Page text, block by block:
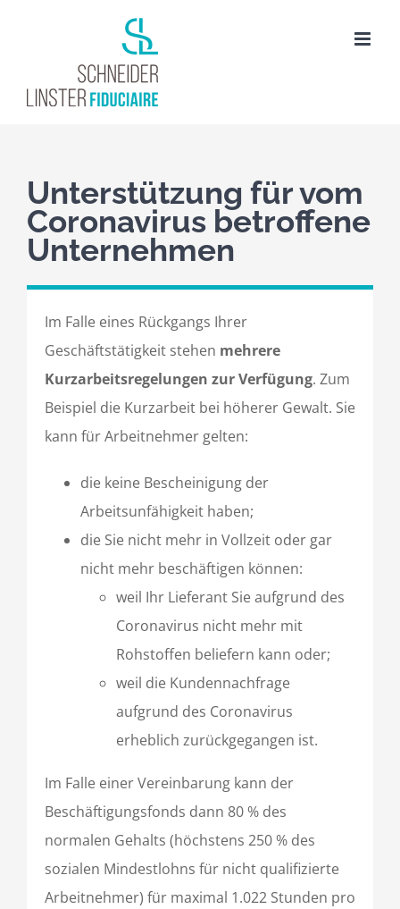
Unterstützung für vom
Coronavirus betroffene
Unternehmen
Im Falle eines Rückgangs Ihrer
Geschäftstätigkeit stehen mehrere
Kurzarbeitsregelungen zur Verfügung. Zum
Beispiel die Kurzarbeit bei höherer Gewalt. Sie
kann für Arbeitnehmer gelten:
die keine Bescheinigung der
Arbeitsunfähigkeit haben;
die Sie nicht mehr in Vollzeit oder gar
nicht mehr beschäftigen können:
weil Ihr Lieferant Sie aufgrund des
Coronavirus nicht mehr mit
Rohstoffen beliefern kann oder;
weil die Kundennachfrage
aufgrund des Coronavirus
erheblich zurückgegangen ist.
Im Falle einer Vereinbarung kann der
Beschäftigungsfonds dann 80 % des
normalen Gehalts (höchstens 250 % des
sozialen Mindestlohns für nicht qualifizierte
Arbeitnehmer) für maximal 1.022 Stunden pro